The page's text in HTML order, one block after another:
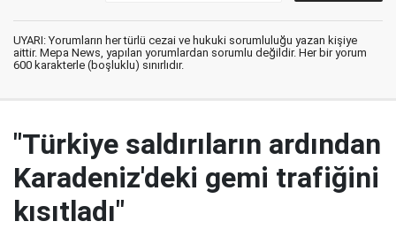
UYARI: Yorumların her türlü cezai ve hukuki sorumluluğu yazan kişiye
aittir. Mepa News, yapılan yorumlardan sorumlu değildir. Her bir yorum
600 karakterle (boşluklu) sınırlıdır.
"Türkiye saldırıların ardından
Karadeniz'deki gemi trafiğini
kısıtladı"